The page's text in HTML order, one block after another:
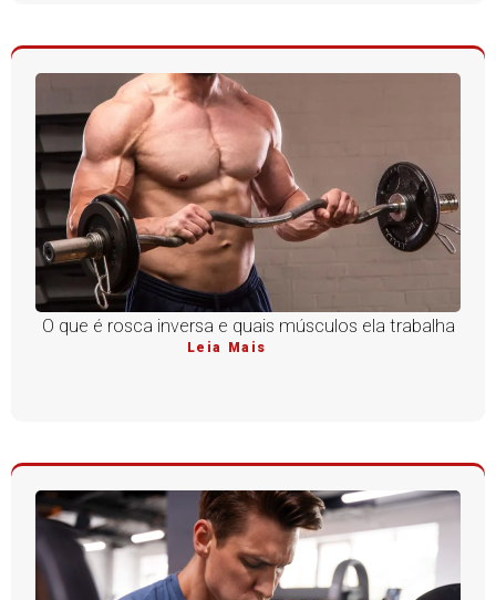
O que é rosca inversa e quais músculos ela trabalha
Leia Mais